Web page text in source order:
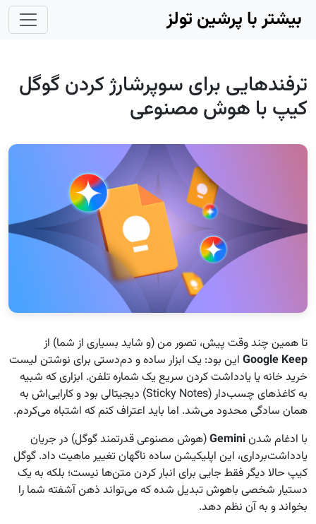
Skip to main content
بیشتر با پرشین تولز
ترفندهایی برای سوپرشارژ کردن گوگل
کیپ با هوش مصنوعی
تا همین چند وقت پیش، تصور من (و شاید بسیاری از شما) از
Google Keep این بود: یک ابزار ساده و دم‌دستی برای نوشتن لیست
خرید خانه یا یادداشت کردن سریع یک شماره تلفن. ابزاری که شبیه
به کاغذهای چسب‌دار (Sticky Notes) دیجیتالی بود و کارایی‌اش به
همان سادگی محدود می‌شد. اما باید اعتراف کنم که اشتباه می‌کردم.
با ادغام شدنGemini(هوش مصنوعی قدرتمند گوگل) در جریان
یادداشت‌برداری، این اپلیکیشن ساده ناگهان تغییر ماهیت داد. گوگل
کیپ حالا دیگر فقط جایی برای انبار کردن متن‌ها نیست؛ بلکه به یک
دستیار شخصی باهوش تبدیل شده که می‌تواند ذهن آشفته شما را
بخواند و به آن نظم دهد.